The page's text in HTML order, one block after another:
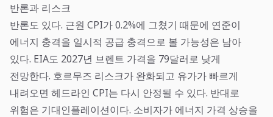
반론과 리스크
반론도 있다. 근원 CPI가 0.2%에 그쳤기 때문에 연준이
에너지 충격을 일시적 공급 충격으로 볼 가능성은 남아
있다. EIA도 2027년 브렌트 가격을 79달러로 낮게
전망한다. 호르무즈 리스크가 완화되고 유가가 빠르게
내려오면 헤드라인 CPI는 다시 안정될 수 있다. 반대로
위험은 기대인플레이션이다. 소비자가 에너지 가격 상승을